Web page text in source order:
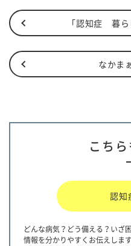
「認知症 暮
なかま
こちら
認知
どんな病気？どう備える？いざ
情報を分かりやすくお伝えします